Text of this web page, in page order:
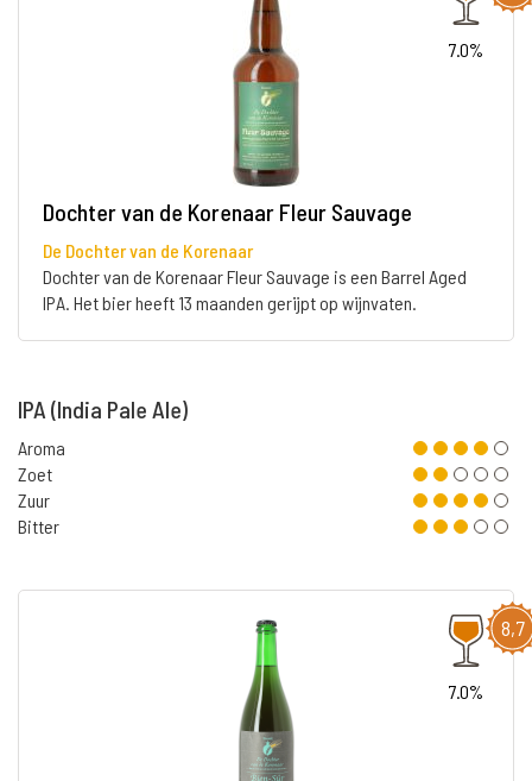
7.0%
Dochter van de Korenaar Fleur Sauvage
De Dochter van de Korenaar
Dochter van de Korenaar Fleur Sauvage is een Barrel Aged
IPA. Het bier heeft 13 maanden gerijpt op wijnvaten.
IPA (India Pale Ale)
Aroma
Zoet
Zuur
Bitter
8,7
7.0%